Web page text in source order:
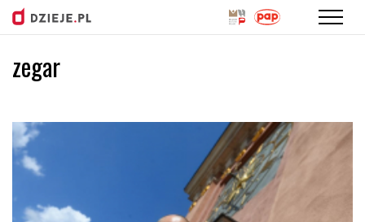
zegar